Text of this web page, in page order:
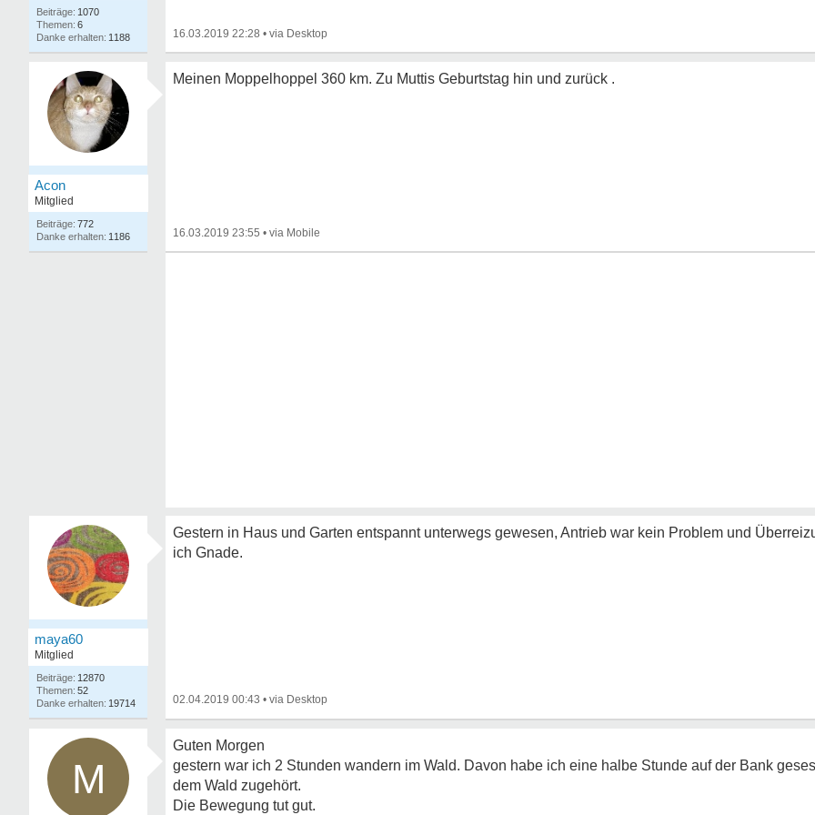
1070
6
1188
16.03.2019 22:28 •
Acon
Mitglied
772
1186
Meinen Moppelhoppel 360 km. Zu Muttis Geburtstag hin und zurück .
16.03.2019 23:55 •
maya60
Mitglied
12870
52
19714
Gestern in Haus und Garten entspannt unterwegs gewesen, Antrieb war kein Problem und
ich Gnade.
02.04.2019 00:43 •
M
Guten Morgen
gestern war ich 2 Stunden wandern im Wald. Davon habe ich eine halbe Stunde auf der Bank
dem Wald zugehört.
Die Bewegung tut gut.